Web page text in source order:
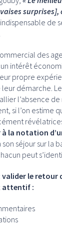
surprises],
de
des
intérêt
propre
démarche.
l’absence
si l’on estime
la notation
séjour sur la
peut
le retour
attentif :